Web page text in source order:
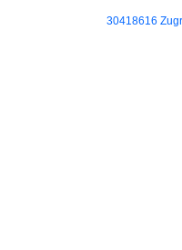
30418616